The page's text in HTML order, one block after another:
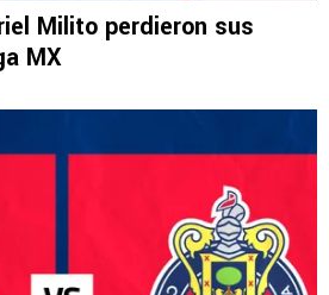
Milito perdieron sus
MX